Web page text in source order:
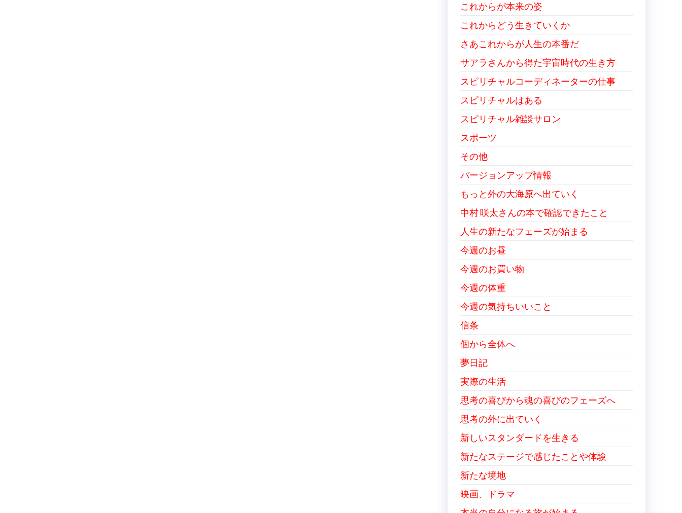
これからが本来の姿
これからどう生きていくか
さあこれからが人生の本番だ
サアラさんから得た宇宙時代の生き方
スピリチャルコーディネーターの仕事
スピリチャルはある
スピリチャル雑談サロン
スポーツ
その他
バージョンアップ情報
もっと外の大海原へ出ていく
中村 咲太さんの本で確認できたこと
人生の新たなフェーズが始まる
今週のお昼
今週のお買い物
今週の体重
今週の気持ちいいこと
信条
個から全体へ
夢日記
実際の生活
思考の喜びから魂の喜びのフェーズへ
思考の外に出ていく
新しいスタンダードを生きる
新たなステージで感じたことや体験
新たな境地
映画、ドラマ